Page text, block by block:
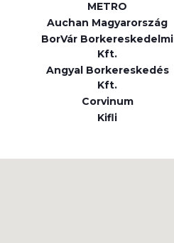
METRO
Auchan Magyarország
BorVár Borkereskedelmi
Kft.
Angyal Borkereskedés
Kft.
Corvinum
Kifli